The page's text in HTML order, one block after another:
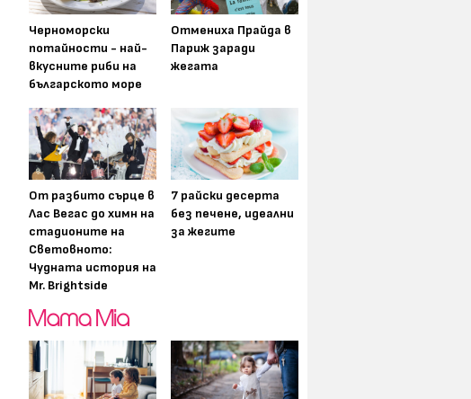
Черноморски
потайности - най-
вкусните риби на
българското море
Отмениха Прайда в
Париж заради
жегата
От разбито сърце в
Лас Вегас до химн на
стадионите на
Световното:
Чудната история на
Mr. Brightside
7 райски десерта
без печене, идеални
за жегите